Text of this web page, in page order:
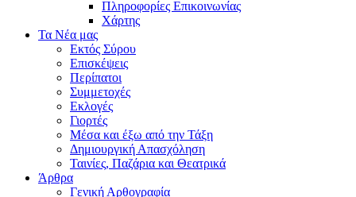
Πληροφορίες Επικοινωνίας
Χάρτης
Τα Νέα μας
Εκτός Σύρου
Επισκέψεις
Περίπατοι
Συμμετοχές
Εκλογές
Γιορτές
Μέσα και έξω από την Τάξη
Δημιουργική Απασχόληση
Ταινίες, Παζάρια και Θεατρικά
Άρθρα
Γενική Αρθογραφία